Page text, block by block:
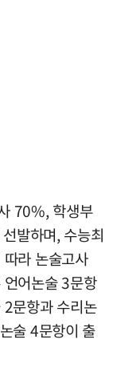
70%, 학생부
발하며, 수능최
라 논술고사
어논술 3문항
문항과 수리논
술 4문항이 출